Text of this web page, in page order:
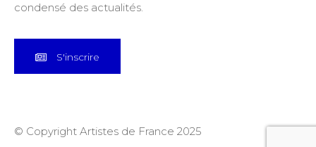
condensé des actualités.
S'inscrire
© Copyright Artistes de France 2025